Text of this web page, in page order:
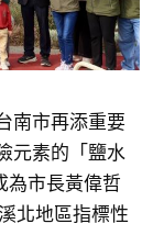
南市再添重要
元素的「鹽水
為市長黃偉哲
北地區指標性